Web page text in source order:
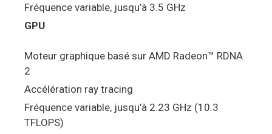
Fréquence variable, jusqu’à 3.5 GHz
GPU
Moteur graphique basé sur AMD Radeon™ RDNA
2
Accélération ray tracing
Fréquence variable, jusqu’à 2.23 GHz (10.3
TFLOPS)